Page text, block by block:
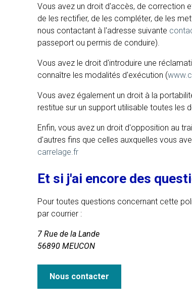
Vous avez un droit d'accès, de correction
de les rectifier, de les compléter, de les
nous contactant à l'adresse suivante
passeport ou permis de conduire).
Vous avez le droit d'introduire une
connaître les modalités d'exécution (
Vous avez également un droit à la
restitue sur un support utilisable toutes les
Enfin, vous avez un droit d'opposition au
d'autres fins que celles auxquelles vous
carrelage.fr
Et si j'ai encore des
Pour toutes questions concernant cette
par courrier :
7 Rue de la Lande
56890 MEUCON
Nous contacter